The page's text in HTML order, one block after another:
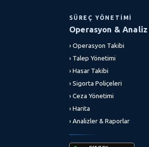
SÜREÇ YÖNETIMI
Operasyon & Analiz
› Operasyon Takibi
› Talep Yönetimi
› Hasar Takibi
› Sigorta Poliçeleri
› Ceza Yönetimi
› Harita
› Analizler & Raporlar